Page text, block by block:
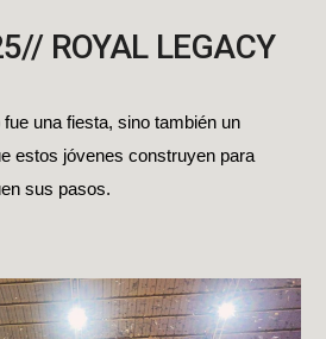
ROYAL LEGACY
fue una fiesta, sino también un
estos jóvenes construyen para
sus pasos.